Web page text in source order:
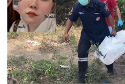
กันอีกที อีกกรณีนึ่งหากกรณีบุคคลต่
เดินทางออกไปแล้ว เราก็สามารถที่
บุคคลต้องห้าม แล้วก็ประสานต่างปร
ของจีนเพื่อดำเนินการต่อเนื่องต่อไป